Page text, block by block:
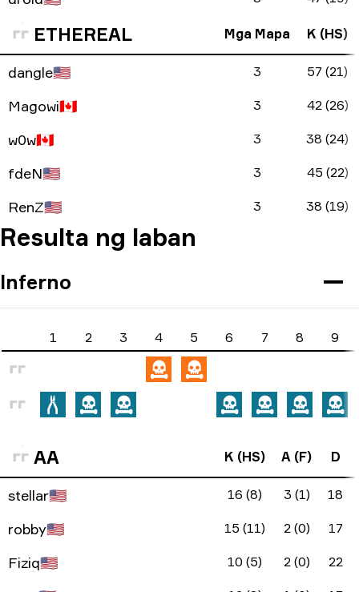
ETHEREAL Mga Mapa K (HS)
dangle🇺🇸 3 57 (21)
Magowi🇨🇦 3 42 (26)
w0w🇨🇦 3 38 (24)
fdeN🇺🇸 3 45 (22)
RenZ🇺🇸 3 38 (19)
Resulta ng laban
Inferno
1 2 3 4 5 6 7 8 9
AA K (HS) A (F) D
stellar🇺🇸 16 (8) 3 (1) 18
robby🇺🇸 15 (11) 2 (0) 17
Fiziq🇺🇸 10 (5) 2 (0) 22